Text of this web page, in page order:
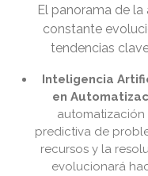
El panorama de
constante
tendencias
Inteligencia
en
predictiva de
recursos y la
evolucionará